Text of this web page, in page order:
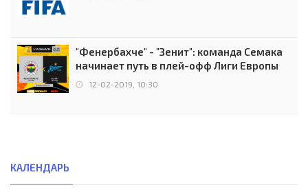
"Фенербахче" - "Зенит": команда Семака
начинает путь в плей-офф Лиги Европы
12-02-2019, 10:30
КАЛЕНДАРЬ